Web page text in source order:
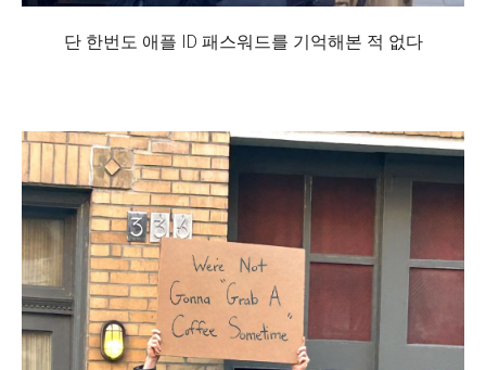
단 한번도 애플 ID 패스워드를 기억해본 적 없다